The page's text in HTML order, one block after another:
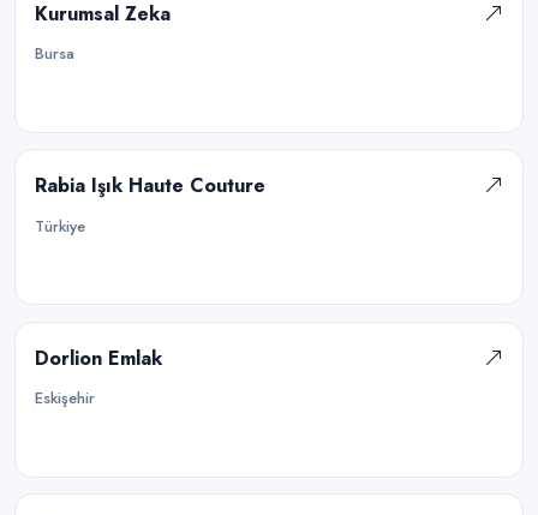
Kurumsal Zeka
Bursa
Rabia Işık Haute Couture
Türkiye
Dorlion Emlak
Eskişehir